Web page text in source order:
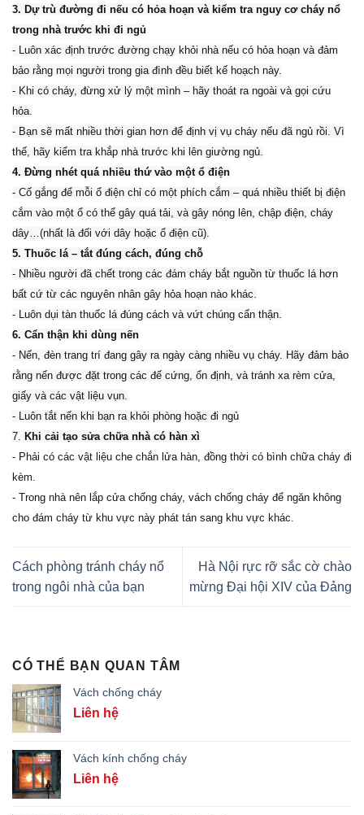
3. Dự trù đường đi nếu có hỏa hoạn và kiểm tra nguy cơ cháy nổ
trong nhà trước khi đi ngủ
- Luôn xác định trước đường chạy khỏi nhà nếu có hỏa hoạn và đảm
bảo rằng mọi người trong gia đình đều biết kế hoạch này.
- Khi có cháy, đừng xử lý một mình – hãy thoát ra ngoài và gọi cứu
hỏa.
- Bạn sẽ mất nhiều thời gian hơn để định vị vụ cháy nếu đã ngủ rồi. Vì
thế, hãy kiểm tra khắp nhà trước khi lên giường ngủ.
4. Đừng nhét quá nhiều thứ vào một ổ điện
- Cố gắng để mỗi ổ điện chỉ có một phích cắm – quá nhiều thiết bị điện
cắm vào một ổ có thể gây quá tải, và gây nóng lên, chập điện, cháy
dây…(nhất là đối với dây hoặc ổ điện cũ).
5. Thuốc lá – tắt đúng cách, đúng chỗ
- Nhiều người đã chết trong các đám cháy bắt nguồn từ thuốc lá hơn
bất cứ từ các nguyên nhân gây hỏa hoạn nào khác.
- Luôn dụi tàn thuốc lá đúng cách và vứt chúng cẩn thận.
6. Cẩn thận khi dùng nến
- Nến, đèn trang trí đang gây ra ngày càng nhiều vụ cháy. Hãy đảm bảo
rằng nến được đặt trong các đế cứng, ổn định, và tránh xa rèm cửa,
giấy và các vật liệu vụn.
- Luôn tắt nến khi bạn ra khỏi phòng hoặc đi ngủ
7. Khi cải tạo sửa chữa nhà có hàn xì
- Phải có các vật liệu che chắn lửa hàn, đồng thời có bình chữa cháy đi
kèm.
- Trong nhà nên lắp cửa chống cháy, vách chống cháy để ngăn không
cho đám cháy từ khu vực này phát tán sang khu vực khác.
Cách phòng tránh cháy nổ
trong ngôi nhà của bạn
Hà Nội rực rỡ sắc cờ chào
mừng Đại hội XIV của Đảng
CÓ THỂ BẠN QUAN TÂM
Vách chống cháy
Liên hệ
Vách kính chống cháy
Liên hệ